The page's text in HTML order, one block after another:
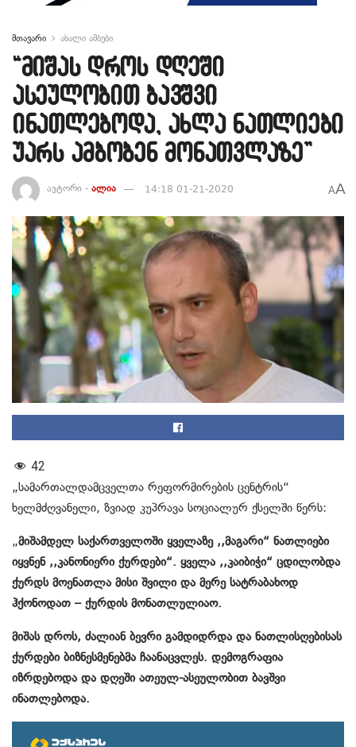
მთავარი ახალი ამბები
“მიშას დროს დღეში
ასეულობით ბავშვი
ინათლებოდა, ახლა ნათლიები
უარს ამბობენ მონათვლაზე”
ავტორი - ალია 14:18 01-21-2020 AA
42
„სამართალდამცველთა რეფორმირების ცენტრის“
ხელმძღვანელი, ზვიად კუპრავა სოციალურ ქსელში წერს:
„მიშამდელ საქართველოში ყველაზე ,,მაგარი“ ნათლიები
იყვნენ ,,კანონიერი ქურდები“. ყველა ,,კაიბიჭი“ ცდილობდა
ქურდს მოენათლა მისი შვილი და მერე სატრაბახოდ
ჰქონოდათ – ქურდის მონათლულიაო.
მიშას დროს, ძალიან ბევრი გამდიდრდა და ნათლისღებისას
ქურდები ბიზნესმენებმა ჩაანაცვლეს. დემოგრაფია
იზრდებოდა და დღეში ათეულ-ასეულობით ბავშვი
ინათლებოდა.